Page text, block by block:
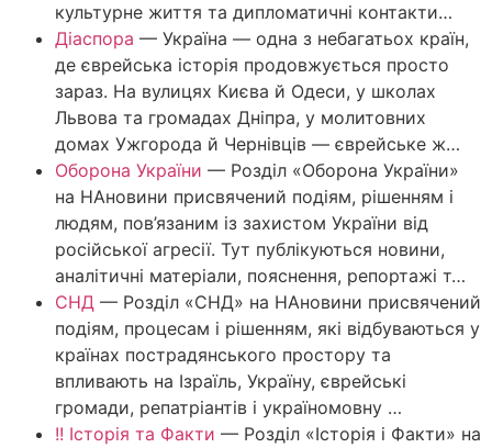
культурне життя та дипломатичні контакти…
Діаспора — Україна — одна з небагатьох країн,
де єврейська історія продовжується просто
зараз. На вулицях Києва й Одеси, у школах
Львова та громадах Дніпра, у молитовних
домах Ужгорода й Чернівців — єврейське ж…
Оборона України — Розділ «Оборона України»
на НАновини присвячений подіям, рішенням і
людям, пов’язаним із захистом України від
російської агресії. Тут публікуються новини,
аналітичні матеріали, пояснення, репортажі т…
СНД — Розділ «СНД» на НАновини присвячений
подіям, процесам і рішенням, які відбуваються у
країнах пострадянського простору та
впливають на Ізраїль, Україну, єврейські
громади, репатріантів і україномовну …
!! Історія та Факти — Розділ «Історія і Факти» на